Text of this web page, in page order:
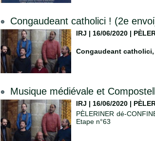
Congaudeant catholici ! (2e
IRJ | 16/06/2020 |
Congaudeant catholici,
Musique médiévale et
IRJ | 16/06/2020 |
PÈLERINER dé-
Etape n°63